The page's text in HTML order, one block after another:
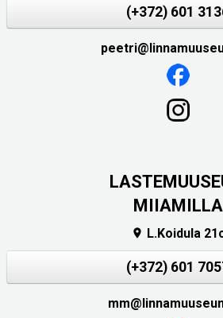
(+372) 601
MIIAMILLA
 L.Koidula
(+372) 601